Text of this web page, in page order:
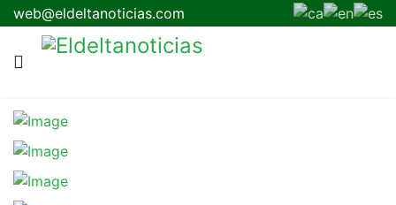
web@eldeltanoticias.com